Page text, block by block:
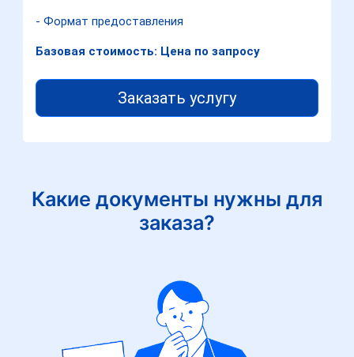
- Формат предоставления
Базовая стоимость: Цена по запросу
Заказать услугу
Какие документы нужны для
заказа?